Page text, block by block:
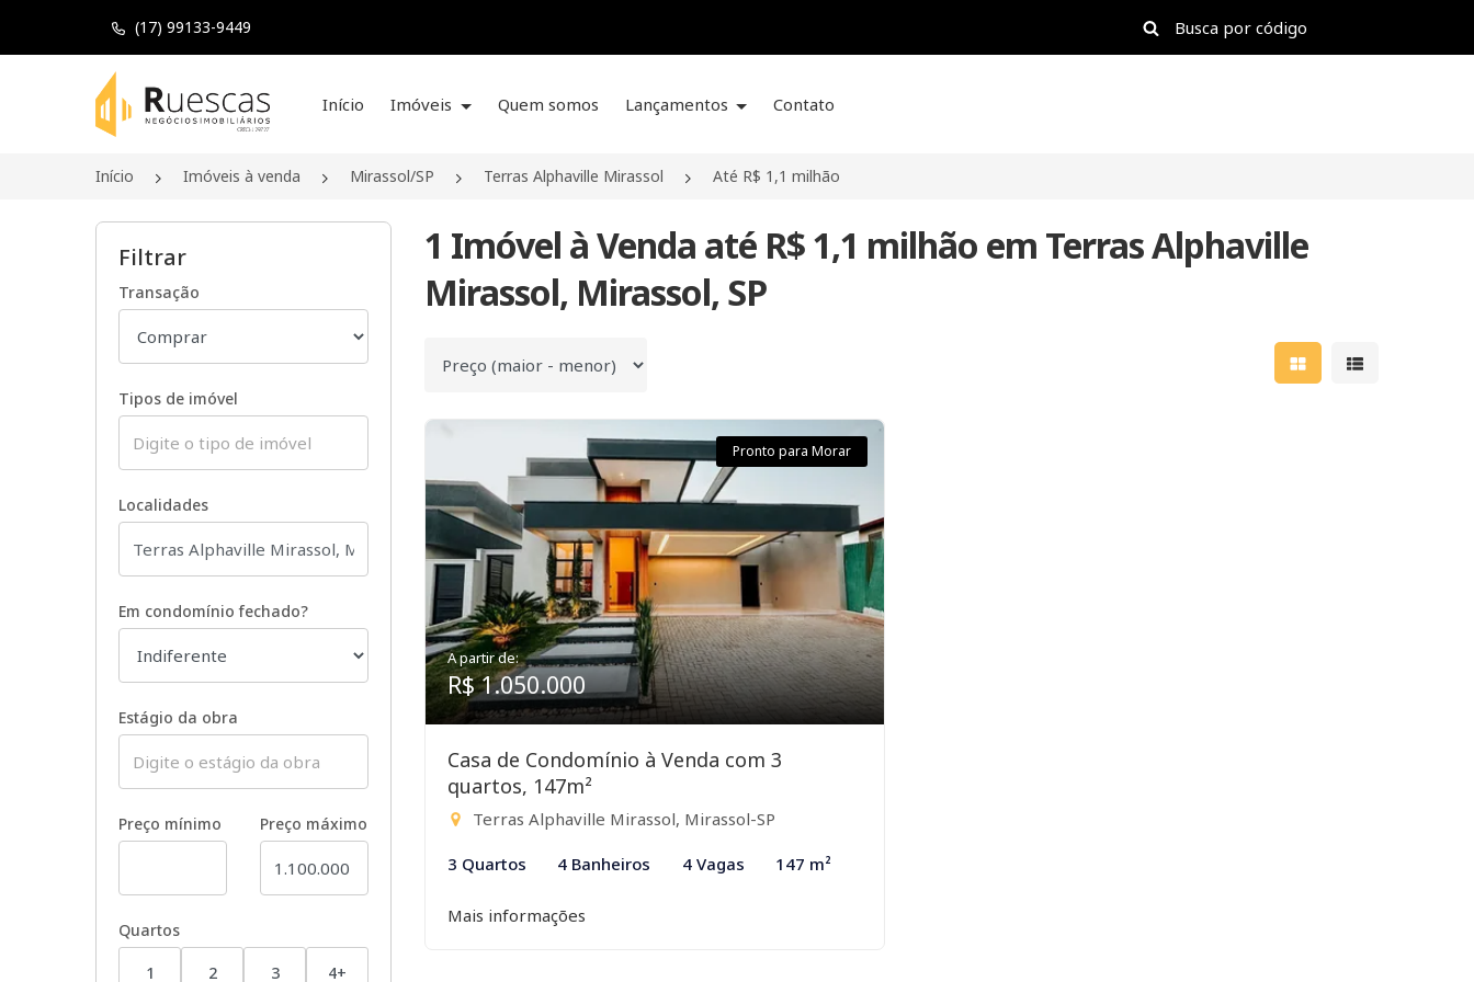
(17) 99133-9449
Página inicial
Início Imóveis Quem somos Lançamentos Contato
Início Imóveis à venda Mirassol/SP Terras Alphaville Mirassol Até R$ 1,1 milhão
Filtrar
Transação
Tipos de imóvel
Localidades
Em condomínio fechado?
Estágio da obra
Preço mínimo Preço máximo
Quartos
1 2 3 4+
1 Imóvel à Venda até R$ 1,1 milhão em Terras Alphaville
Mirassol, Mirassol, SP
Ordenar por Mostrar resultados
Mostrar
Pronto para Morar
A partir de:
R$ 1.050.000
Casa de Condomínio à Venda com 3
quartos, 147m²
Terras Alphaville Mirassol, Mirassol-SP
3 Quartos 4 Banheiros 4 Vagas 147 m²
Mais informações